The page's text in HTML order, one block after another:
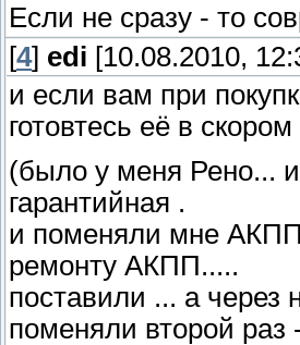
Если не сразу - то
[4] edi [10.08.2010,
и если вам при
готовтесь её в
(было у меня Рено...
гарантийная .
и поменяли мне АКПП
ремонту АКПП.....
поставили ... а через
поменяли второй раз